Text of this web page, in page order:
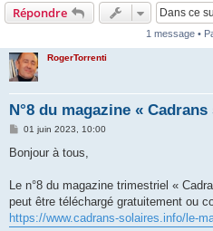
Répondre
1 message •
RogerTorrenti
N°8 du magazine «
M
s
g
01 juin 2023, 10:00
Bonjour à tous,
Le n°8 du magazine trimestriel «
peut être téléchargé gratuitement ou
https://www.cadrans-solaires.info/le-